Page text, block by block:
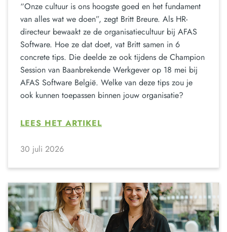
“Onze cultuur is ons hoogste goed en het fundament
van alles wat we doen”, zegt Britt Breure. Als HR-
directeur bewaakt ze de organisatiecultuur bij AFAS
Software. Hoe ze dat doet, vat Britt samen in 6
concrete tips. Die deelde ze ook tijdens de Champion
Session van Baanbrekende Werkgever op 18 mei bij
AFAS Software België. Welke van deze tips zou je
ook kunnen toepassen binnen jouw organisatie?
LEES HET ARTIKEL
30 juli 2026